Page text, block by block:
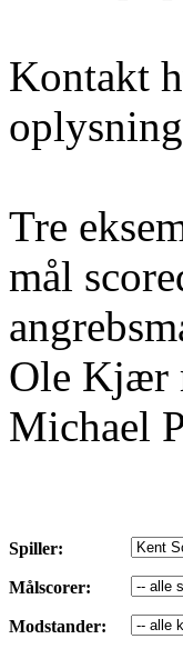
Kontakt
Tre
mål
Ole Kjær
Michael
Spiller:
Målscorer:
Modstander: